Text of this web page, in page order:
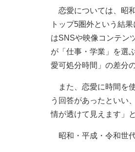
恋愛については、昭
トップ5圏外という結
はSNSや映像コンテン
が「仕事・学業」を選
愛可処分時間」の差分
また、恋愛に時間を
う回答があったといい
情が透けて見えます」
昭和・平成・令和世